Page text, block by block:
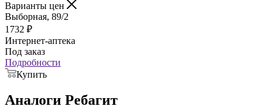
Варианты цен
Выборная, 89/2
1732 ₽
Интернет-аптека
Под заказ
Подробности
Купить
Аналоги Ребагит